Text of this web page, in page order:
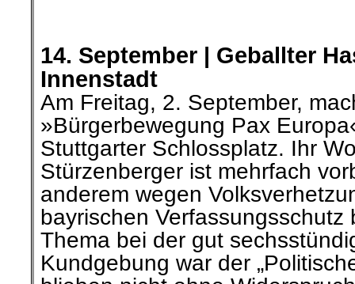
14. September | Geballter
Innenstadt
Am Freitag, 2. September,
»Bürgerbewegung Pax
Stuttgarter Schlossplatz. Ihr
Stürzenberger ist mehrfach
anderem wegen
bayrischen Verfassungsschutz
Thema bei der gut
Kundgebung war der